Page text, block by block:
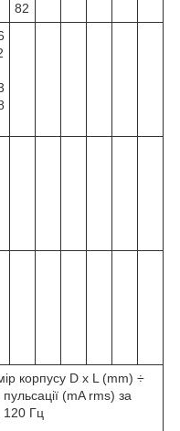
82
корпусу D x L (mm) ÷
(mA rms) за
Гц